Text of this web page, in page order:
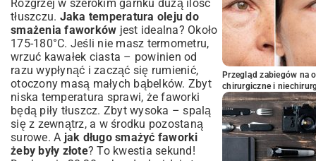
Rozgrzej w szerokim garnku dużą ilość
tłuszczu. Jaka temperatura oleju do
smażenia faworków jest idealna? Około
175-180°C. Jeśli nie masz termometru,
wrzuć kawałek ciasta – powinien od
razu wypłynąć i zacząć się rumienić,
otoczony masą małych bąbelków. Zbyt
niska temperatura sprawi, że faworki
będą piły tłuszcz. Zbyt wysoka – spalą
się z zewnątrz, a w środku pozostaną
surowe. A jak długo smażyć faworki
żeby były złote? To kwestia sekund!
Przegląd zabiegów na
chirurgiczne i